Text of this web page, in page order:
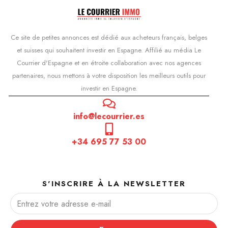
Ce site de petites annonces est dédié aux acheteurs français, belges
et suisses qui souhaitent investir en Espagne. Affilié au média Le
Courrier d'Espagne et en étroite collaboration avec nos agences
partenaires, nous mettons à votre disposition les meilleurs outils pour
investir en Espagne.
info@lecourrier.es
+34 695 77 53 00
S'INSCRIRE À LA NEWSLETTER